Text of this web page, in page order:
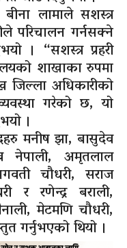
बीना लामाले सशस्त्र
परिचालन गर्नसक्ने
। “सशस्त्र प्रहरी
शाखाका रुपमा
जिल्ला अधिकारीको
गरेको छ, यो
।
मनीष झा, बासुदेव
नेपाली, अमृतलाल
चौधरी, सराज
रणेन्द्र बराली,
मेटमणि चौधरी,
गर्नुभएको थियो ।